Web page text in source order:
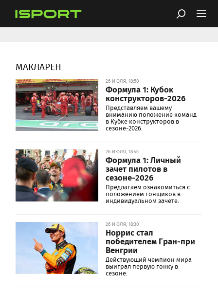
МАКЛАРЕН
26 ИЮЛЯ, 18:50
Формула 1: Кубок
конструкторов-2026
Представляем вашему
вниманию положение команд
в Кубке конструкторов в
сезоне-2026.
26 ИЮЛЯ, 18:45
Формула 1: Личный
зачет пилотов в
сезоне-2026
Предлагаем ознакомиться с
положением гонщиков в
индивидуальном зачете.
26 ИЮЛЯ, 18:30
Норрис стал
победителем Гран-при
Венгрии
Действующий чемпион мира
выиграл первую гонку в
сезоне.